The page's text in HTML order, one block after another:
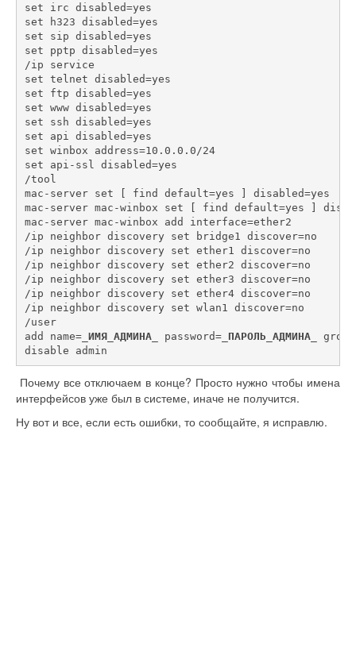
set irc disabled=yes
set h323 disabled=yes
set sip disabled=yes
set pptp disabled=yes
/ip service
set telnet disabled=yes
set ftp disabled=yes
set www disabled=yes
set ssh disabled=yes
set api disabled=yes
set winbox address=10.0.0.0/24
set api-ssl disabled=yes
/tool
mac-server set [ find default=yes ] disabled=yes
mac-server mac-winbox set [ find default=yes ]
mac-server mac-winbox add interface=ether2
/ip neighbor discovery set bridge1 discover=no
/ip neighbor discovery set ether1 discover=no
/ip neighbor discovery set ether2 discover=no
/ip neighbor discovery set ether3 discover=no
/ip neighbor discovery set ether4 discover=no
/ip neighbor discovery set wlan1 discover=no
/user
add name=_ИМЯ_АДМИНА_ password=_ПАРОЛЬ_АДМИНА_
disable admin
Почему все отключаем в конце? Просто нужно чтобы имена
интерфейсов уже был в системе, иначе не получится.
Ну вот и все, если есть ошибки, то сообщайте, я исправлю.